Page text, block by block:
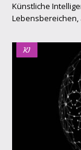
Künstliche
KI